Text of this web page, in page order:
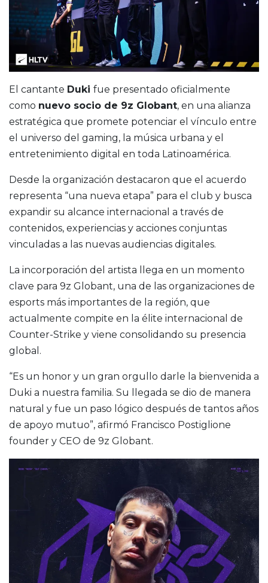
El cantante Duki fue presentado oficialmente
como nuevo socio de 9z Globant, en una alianza
estratégica que promete potenciar el vínculo entre
el universo del gaming, la música urbana y el
entretenimiento digital en toda Latinoamérica.
Desde la organización destacaron que el acuerdo
representa “una nueva etapa” para el club y busca
expandir su alcance internacional a través de
contenidos, experiencias y acciones conjuntas
vinculadas a las nuevas audiencias digitales.
La incorporación del artista llega en un momento
clave para 9z Globant, una de las organizaciones de
esports más importantes de la región, que
actualmente compite en la élite internacional de
Counter-Strike y viene consolidando su presencia
global.
“Es un honor y un gran orgullo darle la bienvenida a
Duki a nuestra familia. Su llegada se dio de manera
natural y fue un paso lógico después de tantos años
de apoyo mutuo”, afirmó Francisco Postiglione
founder y CEO de 9z Globant.